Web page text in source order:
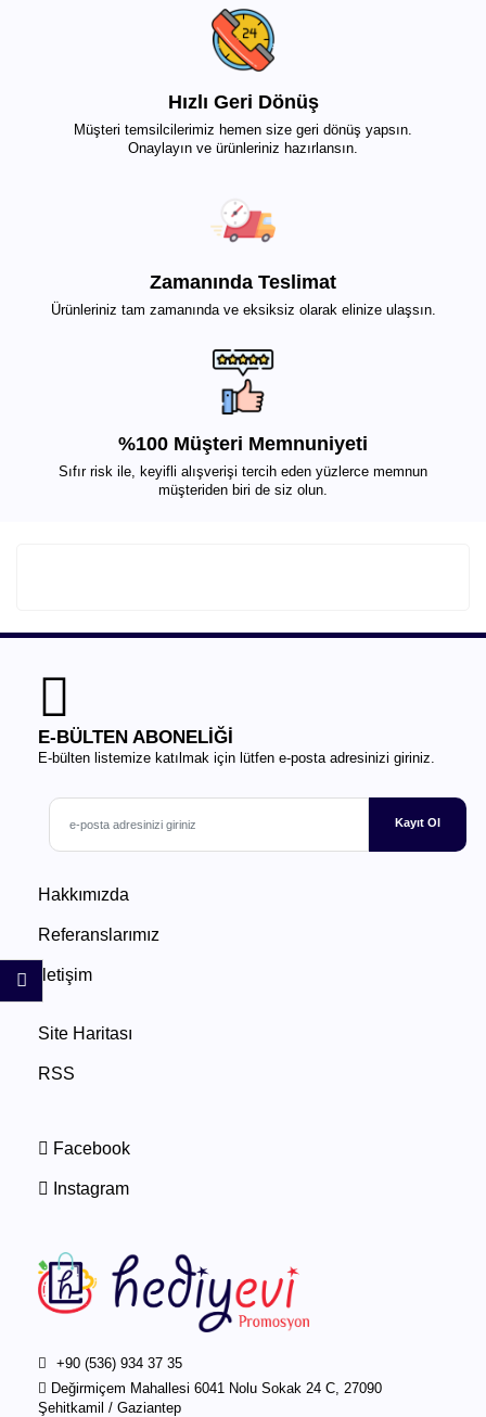
Hızlı Geri Dönüş
Müşteri temsilcilerimiz hemen size geri dönüş yapsın.
Onaylayın ve ürünleriniz hazırlansın.
Zamanında Teslimat
Ürünleriniz tam zamanında ve eksiksiz olarak elinize ulaşsın.
%100 Müşteri Memnuniyeti
Sıfır risk ile, keyifli alışverişi tercih eden yüzlerce memnun
müşteriden biri de siz olun.
E-BÜLTEN ABONELİĞİ
E-bülten listemize katılmak için lütfen e-posta adresinizi giriniz.
Kayıt Ol
Hakkımızda
Referanslarımız
İletişim
Site Haritası
RSS
Facebook
Instagram
+90 (536) 934 37 35
Değirmiçem Mahallesi 6041 Nolu Sokak 24 C, 27090
Şehitkamil / Gaziantep